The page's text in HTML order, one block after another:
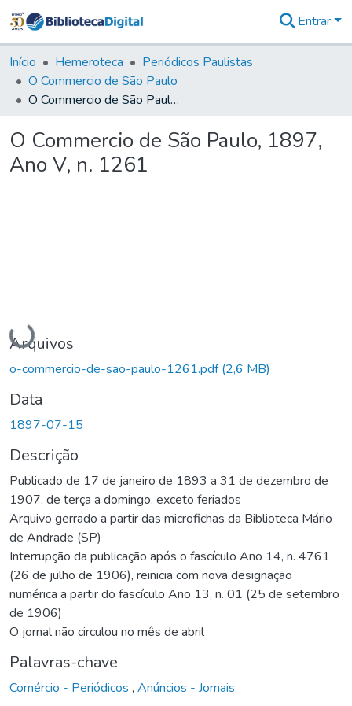
&
Coleções
Tudo na
Biblioteca
Estatísticas
Entrar
Início Hemeroteca
Periódicos Paulistas
O Commercio de São Paulo
O Commercio de São Paulo, 1897, Ano V, n. 1261
O Commercio de São Paulo, 1897,
Ano V, n. 1261
Carregando...
Arquivos
o-commercio-de-sao-paulo-1261.pdf(2,6 MB)
Data
1897-07-15
Descrição
Publicado de 17 de janeiro de 1893 a 31 de dezembro de
1907, de terça a domingo, exceto feriados
Arquivo gerrado a partir das microfichas da Biblioteca Mário
de Andrade (SP)
Interrupção da publicação após o fascículo Ano 14, n. 4761
(26 de julho de 1906), reinicia com nova designação
numérica a partir do fascículo Ano 13, n. 01 (25 de setembro
de 1906)
O jornal não circulou no mês de abril
Palavras-chave
Comércio - Periódicos , Anúncios - Jornais